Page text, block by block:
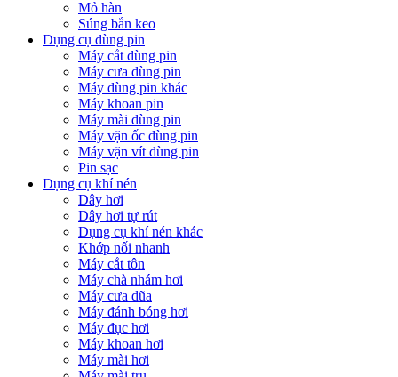
Mỏ hàn
Súng bắn keo
Dụng cụ dùng pin
Máy cắt dùng pin
Máy cưa dùng pin
Máy dùng pin khác
Máy khoan pin
Máy mài dùng pin
Máy vặn ốc dùng pin
Máy vặn vít dùng pin
Pin sạc
Dụng cụ khí nén
Dây hơi
Dây hơi tự rút
Dụng cụ khí nén khác
Khớp nối nhanh
Máy cắt tôn
Máy chà nhám hơi
Máy cưa dũa
Máy đánh bóng hơi
Máy đục hơi
Máy khoan hơi
Máy mài hơi